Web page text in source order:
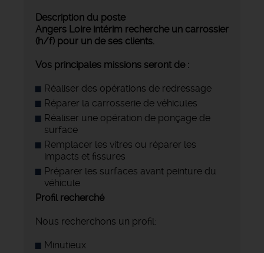
Description du poste
Angers Loire intérim recherche un carrossier
(h/f) pour un de ses clients.
Vos principales missions seront de :
Réaliser des opérations de redressage
Réparer la carrosserie de véhicules
Réaliser une opération de ponçage de
surface
Remplacer les vitres ou réparer les
impacts et fissures
Préparer les surfaces avant peinture du
véhicule
Profil recherché
Nous recherchons un profil:
Minutieux